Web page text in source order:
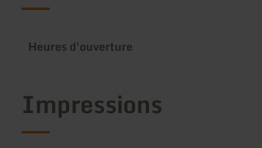
Heures d'ouverture
Impressions